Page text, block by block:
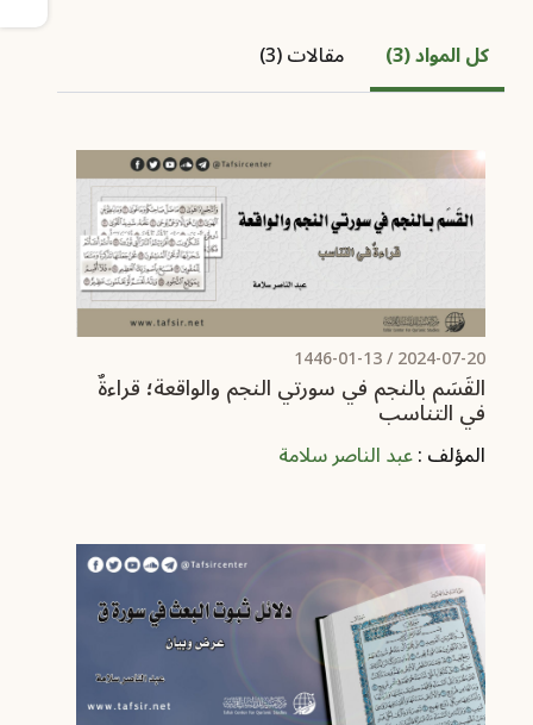
كل المواد (3) مقالات (3)
2024-07-20
/ 1446-01-13
القَسَم بالنجم في سورتي النجم والواقعة؛ قراءةٌ
في التناسب
المؤلف :عبد الناصر سلامة